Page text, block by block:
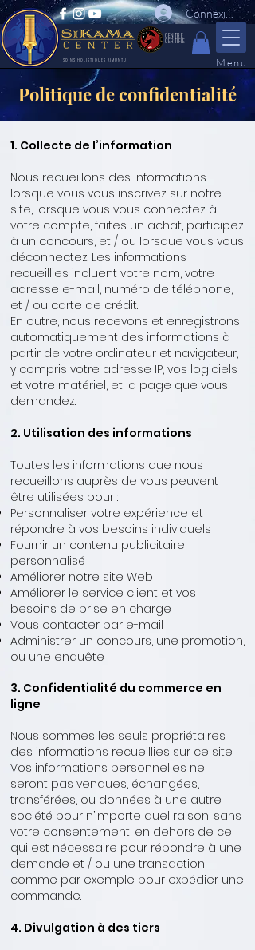
Connexion
Menu
CENTRE
CERTIFIE
SOINS HOLISTIQUES KIMUNTU
Politique de confidentialité
1. Collecte de l’information
Nous recueillons des informations
lorsque vous vous inscrivez sur notre
site, lorsque vous vous connectez à
votre compte, faites un achat, participez
à un concours, et / ou lorsque vous vous
déconnectez. Les informations
recueillies incluent votre nom, votre
adresse e-mail, numéro de téléphone,
et / ou carte de crédit.
En outre, nous recevons et enregistrons
automatiquement des informations à
partir de votre ordinateur et navigateur,
y compris votre adresse IP, vos logiciels
et votre matériel, et la page que vous
demandez.
2. Utilisation des informations
Toutes les informations que nous
recueillons auprès de vous peuvent
être utilisées pour :
Personnaliser votre expérience et
répondre à vos besoins individuels
Fournir un contenu publicitaire
personnalisé
Améliorer notre site Web
Améliorer le service client et vos
besoins de prise en charge
Vous contacter par e-mail
Administrer un concours, une promotion,
ou une enquête
3. Confidentialité du commerce en
ligne
Nous sommes les seuls propriétaires
des informations recueillies sur ce site.
Vos informations personnelles ne
seront pas vendues, échangées,
transférées, ou données à une autre
société pour n’importe quel raison, sans
votre consentement, en dehors de ce
qui est nécessaire pour répondre à une
demande et / ou une transaction,
comme par exemple pour expédier une
commande.
4. Divulgation à des tiers